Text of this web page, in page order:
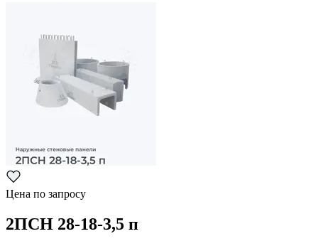
Цена по запросу
2ПСН 28-18-3,5 п